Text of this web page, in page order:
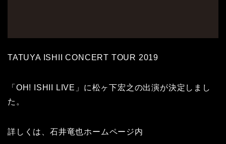
TATUYA ISHII CONCERT TOUR 2019
「OH! ISHII LIVE」に松ヶ下宏之の出演が決定しまし
た。
詳しくは、石井竜也ホームページ内